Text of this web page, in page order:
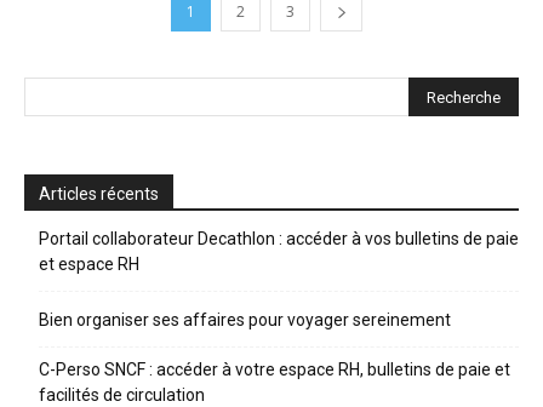
1 2 3
Articles récents
Portail collaborateur Decathlon : accéder à vos bulletins de paie
et espace RH
Bien organiser ses affaires pour voyager sereinement
C-Perso SNCF : accéder à votre espace RH, bulletins de paie et
facilités de circulation